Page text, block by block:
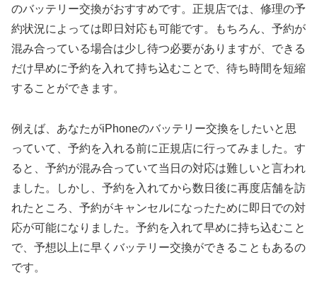
のバッテリー交換がおすすめです。正規店では、修理の予
約状況によっては即日対応も可能です。もちろん、予約が
混み合っている場合は少し待つ必要がありますが、できる
だけ早めに予約を入れて持ち込むことで、待ち時間を短縮
することができます。
例えば、あなたがiPhoneのバッテリー交換をしたいと思
っていて、予約を入れる前に正規店に行ってみました。す
ると、予約が混み合っていて当日の対応は難しいと言われ
ました。しかし、予約を入れてから数日後に再度店舗を訪
れたところ、予約がキャンセルになったために即日での対
応が可能になりました。予約を入れて早めに持ち込むこと
で、予想以上に早くバッテリー交換ができることもあるの
です。